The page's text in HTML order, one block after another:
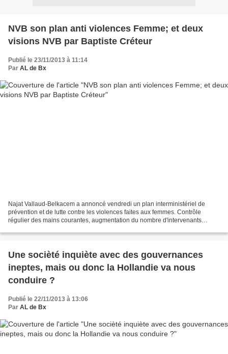
NVB son plan anti violences Femme; et deux
visions NVB par Baptiste Créteur
Publié le 23/11/2013 à 11:14
Par AL de Bx
Najat Vallaud-Belkacem a annoncé vendredi un plan interministériel de
prévention et de lutte contre les violences faites aux femmes. Contrôle
régulier des mains courantes, augmentation du nombre d'intervenants
Une socièté inquiète avec des gouvernances
ineptes, mais ou donc la Hollandie va nous
conduire ?
Publié le 22/11/2013 à 13:06
Par AL de Bx